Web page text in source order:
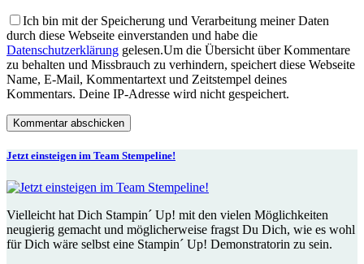
Ich bin mit der Speicherung und Verarbeitung meiner Daten
durch diese Webseite einverstanden und habe die
Datenschutzerklärung gelesen.Um die Übersicht über Kommentare
zu behalten und Missbrauch zu verhindern, speichert diese Webseite
Name, E-Mail, Kommentartext und Zeitstempel deines
Kommentars. Deine IP-Adresse wird nicht gespeichert.
Jetzt einsteigen im Team Stempeline!
Vielleicht hat Dich Stampin´ Up! mit den vielen Möglichkeiten
neugierig gemacht und möglicherweise fragst Du Dich, wie es wohl
für Dich wäre selbst eine Stampin´ Up! Demonstratorin zu sein.